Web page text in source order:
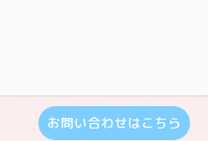
お問い合わせはこちら